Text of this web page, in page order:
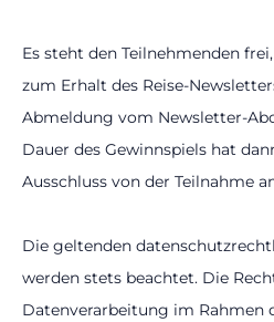
Es steht den Teilnehmenden
zum Erhalt des Reise-
Abmeldung vom Newsletter-
Dauer des Gewinnspiels hat
Ausschluss von der Teilnahme
Die geltenden
werden stets beachtet. Die
Datenverarbeitung im Rahmen